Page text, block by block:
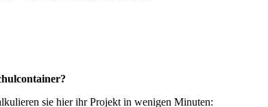
sie hier ihr Projekt in wenigen Minuten: